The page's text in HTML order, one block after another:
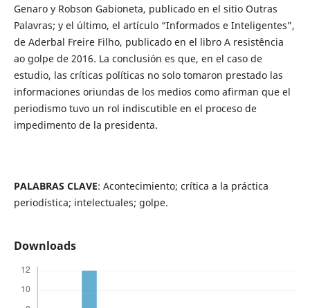
Genaro y Robson Gabioneta, publicado en el sitio Outras
Palavras; y el último, el artículo “Informados e Inteligentes”,
de Aderbal Freire Filho, publicado en el libro A resistência
ao golpe de 2016. La conclusión es que, en el caso de
estudio, las críticas políticas no solo tomaron prestado las
informaciones oriundas de los medios como afirman que el
periodismo tuvo un rol indiscutible en el proceso de
impedimento de la presidenta.
PALABRAS CLAVE: Acontecimiento; crítica a la práctica
periodística; intelectuales; golpe.
Downloads